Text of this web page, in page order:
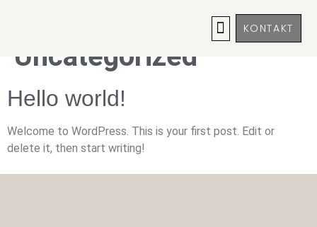
KONTAKT
Uncategorized
Hello world!
Welcome to WordPress. This is your first post. Edit or
delete it, then start writing!